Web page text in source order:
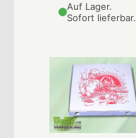
Auf Lager.
Sofort lieferbar.